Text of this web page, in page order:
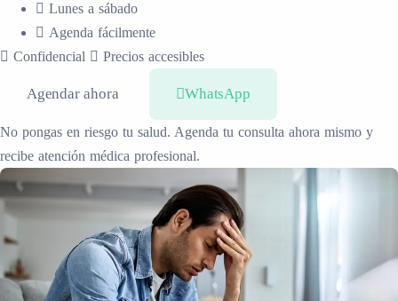
Lunes a sábado
Agenda fácilmente
Confidencial
Precios accesibles
Agendar ahora WhatsApp
No pongas en riesgo tu salud. Agenda tu consulta ahora mismo y
recibe atención médica profesional.